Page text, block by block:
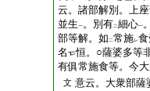
云。諸部解別。上
並生一。別有二細心一
部等解。如 二常施レ
名
恒。○薩婆多等
有俱常施食等。今
文 意云。大衆部薩